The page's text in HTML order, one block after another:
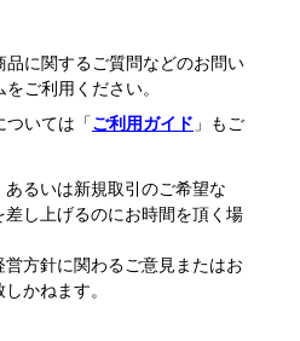
品に関するご質問などのお問い
ご利用ください。
ついては「ご利用ガイド 」もご
るいは新規取引のご希望な
し上げるのにお時間を頂く場
方針に関わるご意見またはお
かねます。